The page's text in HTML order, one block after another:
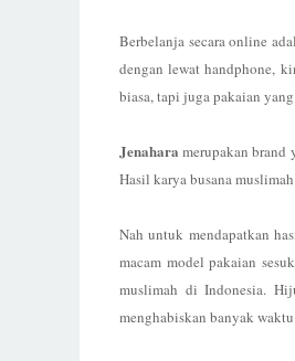
Berbelanja secara online
dengan lewat handphone,
biasa, tapi juga pakaian
Jenahara merupakan brand
Hasil karya busana
Nah untuk mendapatkan
macam model pakaian
muslimah di Indonesia.
menghabiskan banyak